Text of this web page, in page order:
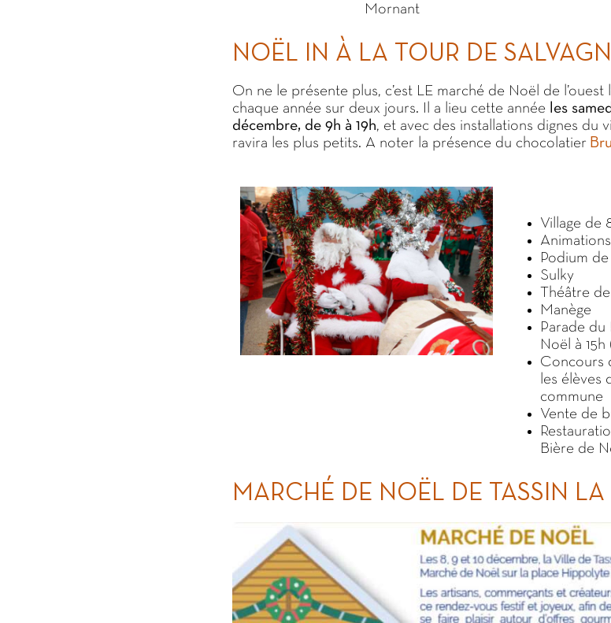
Mornant
NOËL IN À LA TOUR DE
On ne le présente plus, c’est LE marché de Noël de l’ouest
chaque année sur deux jours. Il a lieu cette année
les
décembre, de 9h à 19h, et avec des installations dignes du
ravira les plus petits. A noter la présence du chocolatier
Village de
Podium
Sulky
Théâtre
Manège
Parade
Noël à
Concours
les élèves
commune
Vente de
Bière de
MARCHÉ DE NOËL DE TASSIN